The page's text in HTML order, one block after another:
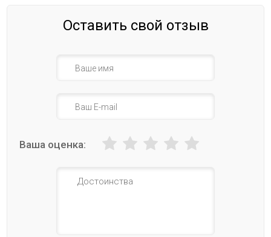
Оставить свой отзыв
Ваша оценка: